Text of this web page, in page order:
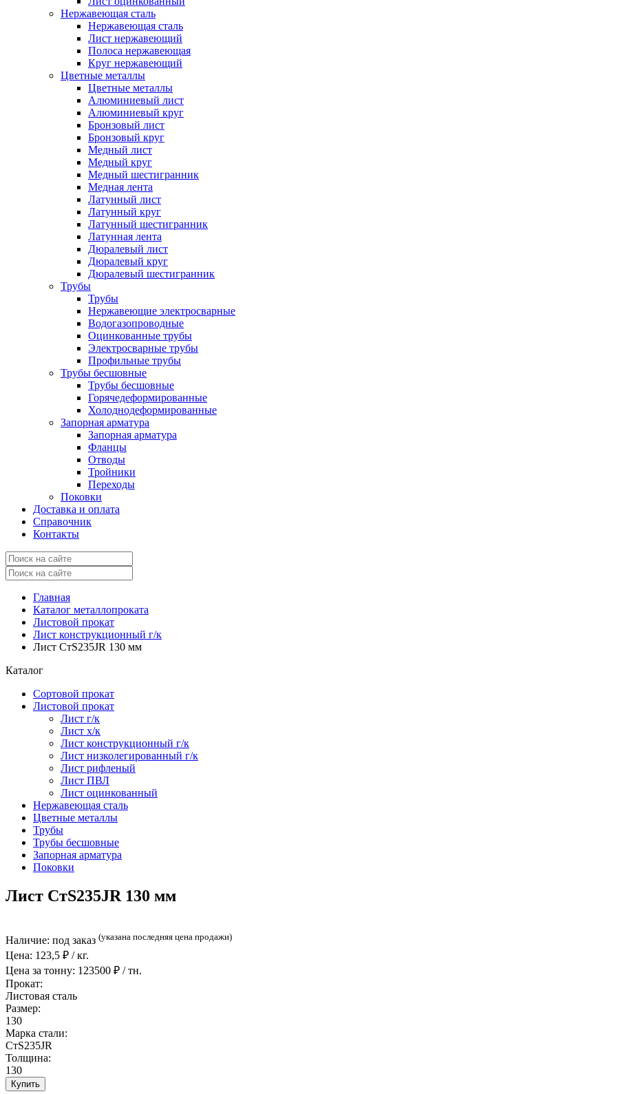
Нержавеющая сталь
Нержавеющая сталь
Лист нержавеющий
Полоса нержавеющая
Круг нержавеющий
Цветные металлы
Цветные металлы
Алюминиевый лист
Алюминиевый круг
Бронзовый лист
Бронзовый круг
Медный лист
Медный круг
Медный шестигранник
Медная лента
Латунный лист
Латунный круг
Латунный шестигранник
Латунная лента
Дюралевый лист
Дюралевый круг
Дюралевый шестигранник
Трубы
Трубы
Нержавеющие электросварные
Водогазопроводные
Оцинкованные трубы
Электросварные трубы
Профильные трубы
Трубы бесшовные
Трубы бесшовные
Горячедеформированные
Холоднодеформированные
Запорная арматура
Запорная арматура
Фланцы
Отводы
Тройники
Переходы
Поковки
Доставка и оплата
Справочник
Контакты
Главная
Каталог металлопроката
Листовой прокат
Лист конструкционный г/к
Лист СтS235JR 130 мм
Каталог
Сортовой прокат
Листовой прокат
Лист г/к
Лист х/к
Лист конструкционный г/к
Лист низколегированный г/к
Лист рифленый
Лист ПВЛ
Лист оцинкованный
Нержавеющая сталь
Цветные металлы
Трубы
Трубы бесшовные
Запорная арматура
Поковки
Лист СтS235JR 130 мм
Наличие: под заказ (указана последняя цена продажи)
Цена: 123,5 ₽ / кг.
Цена за тонну: 123500 ₽ / тн.
Прокат:
Листовая сталь
Размер:
130
Марка стали:
СтS235JR
Толщина:
130
Купить